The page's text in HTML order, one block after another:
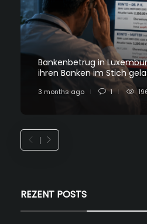
Bankenbetrug in
ihren Banken im Stich
3 months ago 1
REZENT POSTS